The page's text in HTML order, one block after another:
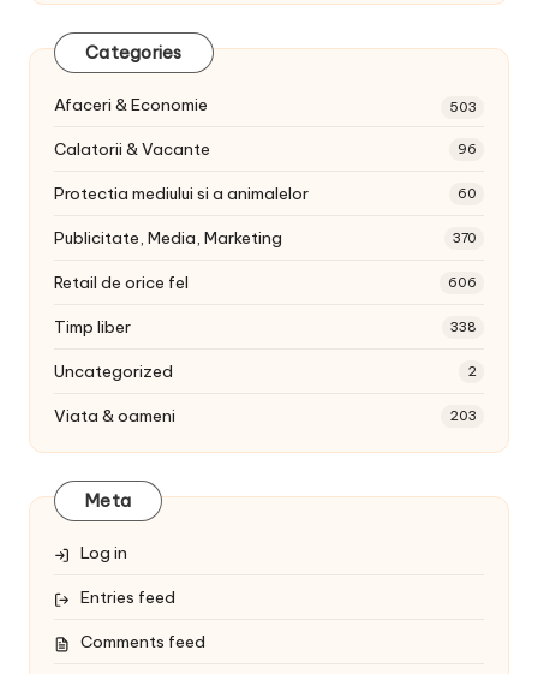
Categories
Afaceri & Economie 503
Calatorii & Vacante 96
Protectia mediului si a animalelor 60
Publicitate, Media, Marketing 370
Retail de orice fel 606
Timp liber 338
Uncategorized 2
Viata & oameni 203
Meta
Log in
Entries feed
Comments feed